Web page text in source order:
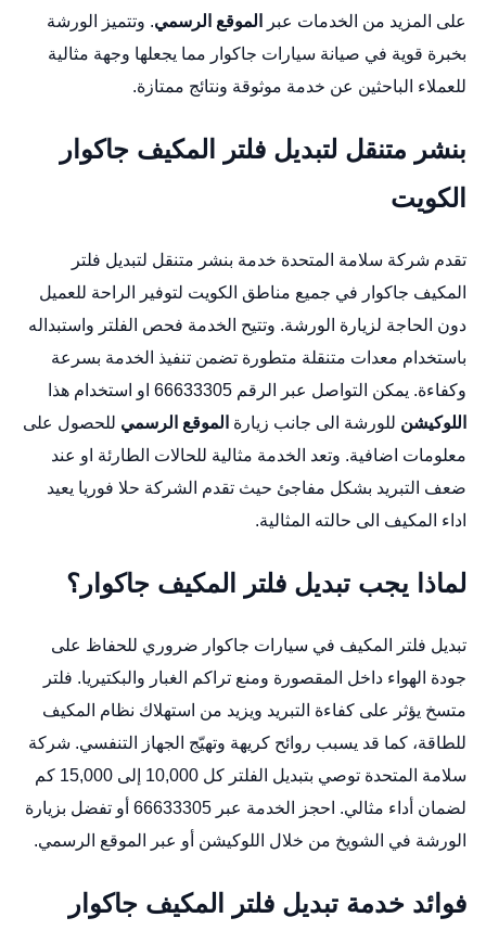
على المزيد من الخدمات عبر
الموقع الرسمي. وتتميز الورشة
بخبرة قوية في صيانة سيارات جاكوار مما يجعلها وجهة مثالية
للعملاء الباحثين عن خدمة موثوقة ونتائج ممتازة.
بنشر متنقل لتبديل فلتر المكيف جاكوار
الكويت
تقدم شركة سلامة المتحدة خدمة بنشر متنقل لتبديل فلتر
المكيف جاكوار في جميع مناطق الكويت لتوفير الراحة للعميل
دون الحاجة لزيارة الورشة. وتتيح الخدمة فحص الفلتر واستبداله
باستخدام معدات متنقلة متطورة تضمن تنفيذ الخدمة بسرعة
وكفاءة. يمكن التواصل عبر الرقم 66633305 او استخدام هذا
اللوكيشن للورشة الى جانب زيارة الموقع الرسمي للحصول على
معلومات اضافية. وتعد الخدمة مثالية للحالات الطارئة او عند
ضعف التبريد بشكل مفاجئ حيث تقدم الشركة حلا فوريا يعيد
اداء المكيف الى حالته المثالية.
لماذا يجب تبديل فلتر المكيف جاكوار؟
تبديل فلتر المكيف في سيارات جاكوار ضروري للحفاظ على
جودة الهواء داخل المقصورة ومنع تراكم الغبار والبكتيريا. فلتر
متسخ يؤثر على كفاءة التبريد ويزيد من استهلاك نظام المكيف
للطاقة، كما قد يسبب روائح كريهة وتهيّج الجهاز التنفسي. شركة
سلامة المتحدة توصي بتبديل الفلتر كل 10,000 إلى 15,000 كم
لضمان أداء مثالي. احجز الخدمة عبر 66633305 أو تفضل بزيارة
الورشة في الشويخ من خلال اللوكيشن أو عبر الموقع الرسمي.
فوائد خدمة تبديل فلتر المكيف جاكوار